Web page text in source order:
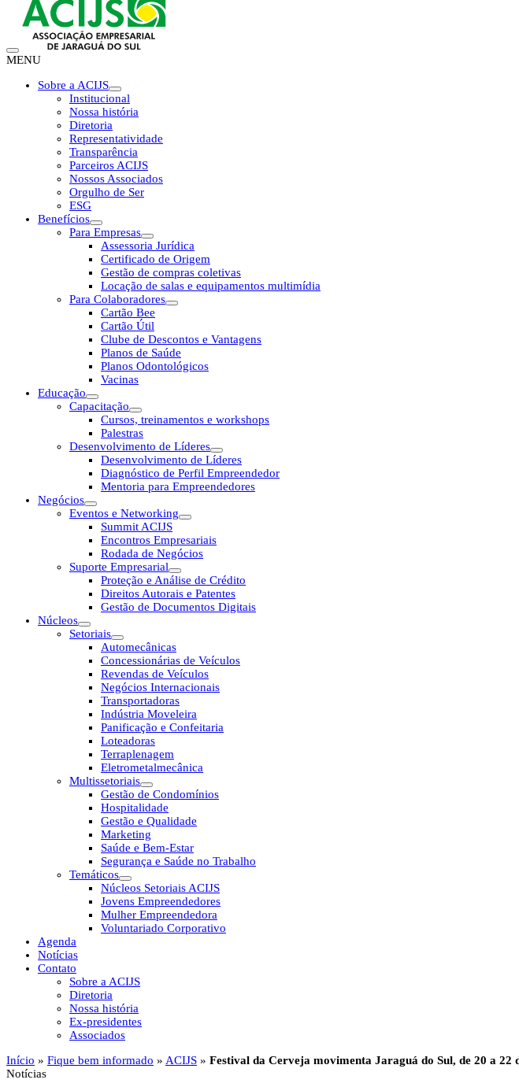
MENU
Sobre a ACIJS
Institucional
Nossa história
Diretoria
Representatividade
Transparência
Parceiros ACIJS
Nossos Associados
Orgulho de Ser
ESG
Benefícios
Para Empresas
Assessoria Jurídica
Certificado de Origem
Gestão de compras coletivas
Locação de salas e equipamentos multimídia
Para Colaboradores
Cartão Bee
Cartão Útil
Clube de Descontos e Vantagens
Planos de Saúde
Planos Odontológicos
Vacinas
Educação
Capacitação
Cursos, treinamentos e workshops
Palestras
Desenvolvimento de Líderes
Desenvolvimento de Líderes
Diagnóstico de Perfil Empreendedor
Mentoria para Empreendedores
Negócios
Eventos e Networking
Summit ACIJS
Encontros Empresariais
Rodada de Negócios
Suporte Empresarial
Proteção e Análise de Crédito
Direitos Autorais e Patentes
Gestão de Documentos Digitais
Núcleos
Setoriais
Automecânicas
Concessionárias de Veículos
Revendas de Veículos
Negócios Internacionais
Transportadoras
Indústria Moveleira
Panificação e Confeitaria
Loteadoras
Terraplenagem
Eletrometalmecânica
Multissetoriais
Gestão de Condomínios
Hospitalidade
Gestão e Qualidade
Marketing
Saúde e Bem-Estar
Segurança e Saúde no Trabalho
Temáticos
Núcleos Setoriais ACIJS
Jovens Empreendedores
Mulher Empreendedora
Voluntariado Corporativo
Agenda
Notícias
Contato
Sobre a ACIJS
Diretoria
Nossa história
Ex-presidentes
Associados
Início » Fique bem informado » ACIJS » Festival da Cerveja movimenta Jaraguá do Sul, de 20 a 22
Notícias